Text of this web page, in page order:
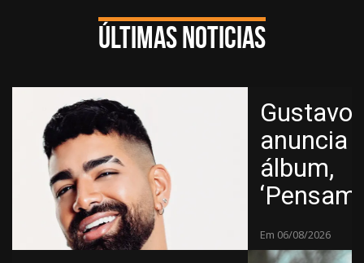
Últimas noticias
Gustavo
anuncia
álbum,
Em 06/08/2026